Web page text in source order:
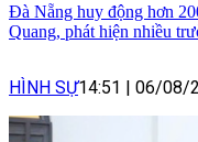
Đà Nẵng huy động hơn
Quang, phát hiện nhiều
HÌNH SỰ14:51 | 06/08/